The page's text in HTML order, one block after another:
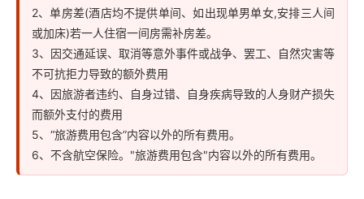
2、单房差(酒店均不提供单间、如出现单男单女,安排三人间
或加床)若一人住宿一间房需补房差。
3、因交通延误、取消等意外事件或战争、罢工、自然灾害等
不可抗拒力导致的额外费用
4、因旅游者违约、自身过错、自身疾病导致的人身财产损失
而额外支付的费用
5、“旅游费用包含”内容以外的所有费用。
6、不含航空保险。"旅游费用包含"内容以外的所有费用。